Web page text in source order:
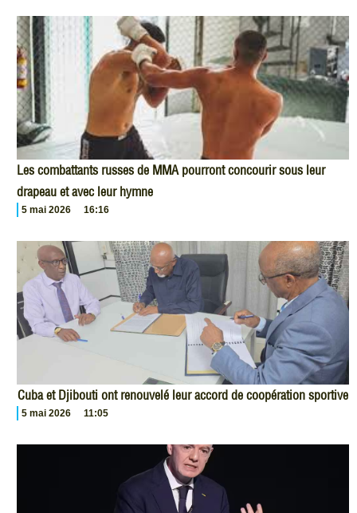
Les combattants russes de MMA pourront concourir sous leur
drapeau et avec leur hymne
5 mai 2026 16:16
Cuba et Djibouti ont renouvelé leur accord de coopération sportive
5 mai 2026 11:05